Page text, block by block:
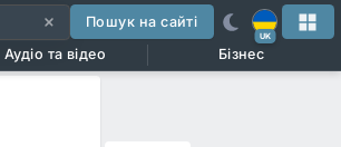
Пошук на сайті
UK
Аудіо та відео Бізнес